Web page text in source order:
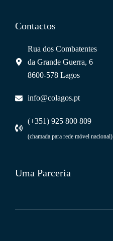
Contactos
Rua dos Combatentes
da Grande Guerra, 6
8600-578 Lagos
info@colagos.pt
(+351) 925 800 809
(chamada para rede móvel nacional)
Uma Parceria